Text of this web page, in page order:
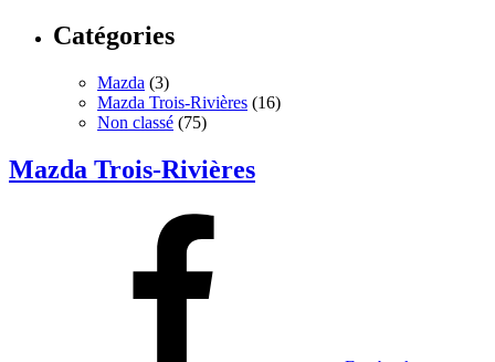
Catégories
Mazda (3)
Mazda Trois-Rivières (16)
Non classé (75)
Mazda Trois-Rivières